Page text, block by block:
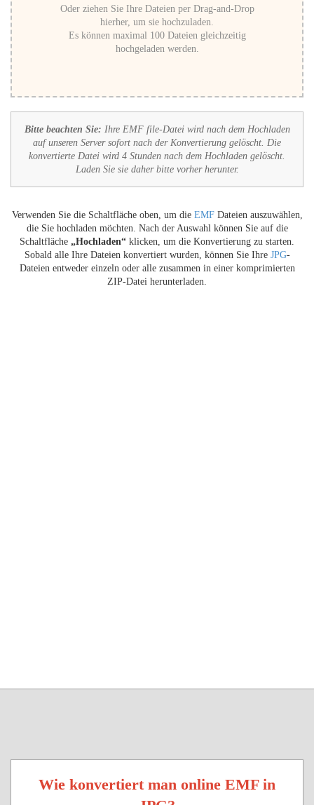
Oder ziehen Sie Ihre Dateien per Drag-and-Drop
hierher, um sie hochzuladen.
Es können maximal 100 Dateien gleichzeitig
hochgeladen werden.
Bitte beachten Sie: Ihre EMF file-Datei wird nach dem Hochladen
auf unseren Server sofort nach der Konvertierung gelöscht. Die
konvertierte Datei wird 4 Stunden nach dem Hochladen gelöscht.
Laden Sie sie daher bitte vorher herunter.
Verwenden Sie die Schaltfläche oben, um die EMFDateien auszuwählen,
die Sie hochladen möchten. Nach der Auswahl können Sie auf die
Schaltfläche „Hochladen“ klicken, um die Konvertierung zu starten.
Sobald alle Ihre Dateien konvertiert wurden, können Sie Ihre JPG-
Dateien entweder einzeln oder alle zusammen in einer komprimierten
ZIP-Datei herunterladen.
Wie konvertiert man online EMF in